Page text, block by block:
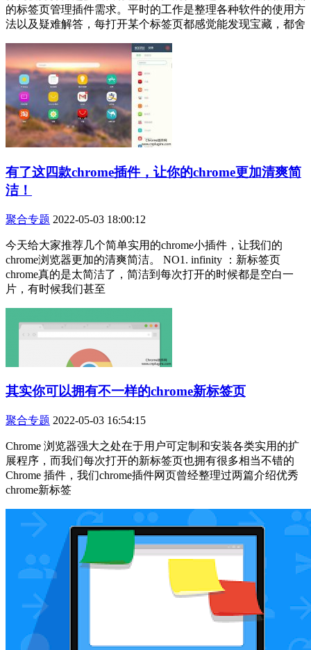
的标签页管理插件需求。平时的工作是整理各种软件的使用方
法以及疑难解答，每打开某个标签页都感觉能发现宝藏，都舍
有了这四款chrome插件，让你的chrome更加清爽简
洁！
聚合专题 2022-05-03 18:00:12
今天给大家推荐几个简单实用的chrome小插件，让我们的
chrome浏览器更加的清爽简洁。 NO1. infinity ：新标签页
chrome真的是太简洁了，简洁到每次打开的时候都是空白一
片，有时候我们甚至
其实你可以拥有不一样的chrome新标签页
聚合专题 2022-05-03 16:54:15
Chrome 浏览器强大之处在于用户可定制和安装各类实用的扩
展程序，而我们每次打开的新标签页也拥有很多相当不错的
Chrome 插件，我们chrome插件网页曾经整理过两篇介绍优秀
chrome新标签